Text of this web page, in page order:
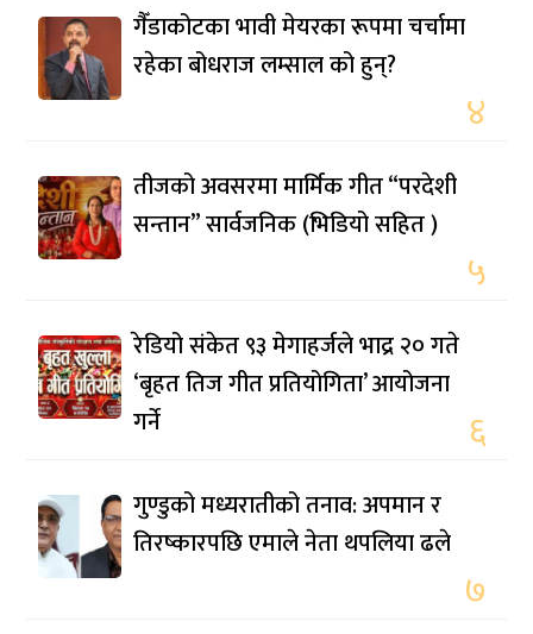
गैँडाकोटका भावी मेयरका रूपमा चर्चामा
रहेका बोधराज लम्साल को हुन्?
४
तीजको अवसरमा मार्मिक गीत “परदेशी
सन्तान” सार्वजनिक (भिडियो सहित )
५
रेडियो संकेत ९३ मेगाहर्जले भाद्र २० गते
‘बृहत तिज गीत प्रतियोगिता’ आयोजना
गर्ने
६
गुण्डुको मध्यरातीको तनाव: अपमान र
तिरष्कारपछि एमाले नेता थपलिया ढले
७